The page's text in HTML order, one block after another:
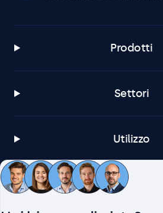
Prodotti
Settori
Utilizzo
Servizio Clienti